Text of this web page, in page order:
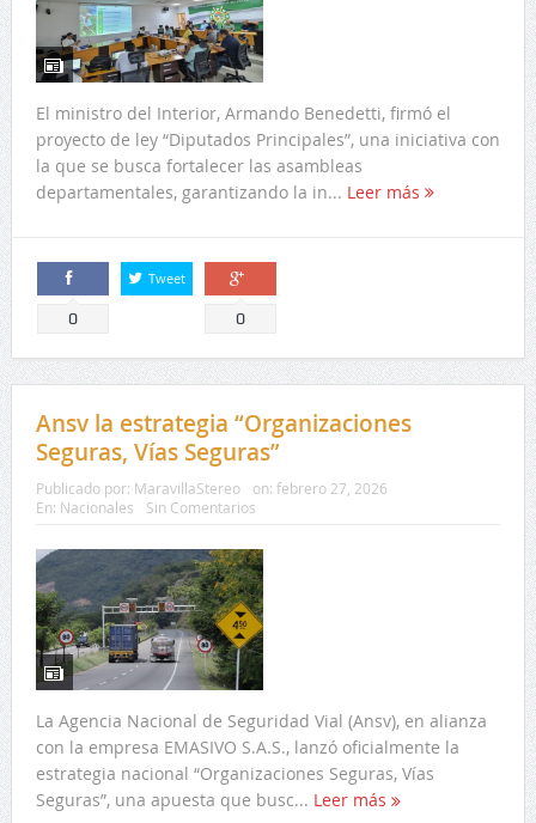
El ministro del Interior, Armando Benedetti, firmó el
proyecto de ley “Diputados Principales”, una iniciativa con
la que se busca fortalecer las asambleas
departamentales, garantizando la in... Leer más
Comparte
0
Tweet
Comparte
0
Ansv la estrategia “Organizaciones
Seguras, Vías Seguras”
Publicado por: MaravillaStereo on: febrero 27, 2026
En: Nacionales Sin Comentarios
La Agencia Nacional de Seguridad Vial (Ansv), en alianza
con la empresa EMASIVO S.A.S., lanzó oficialmente la
estrategia nacional “Organizaciones Seguras, Vías
Seguras”, una apuesta que busc... Leer más